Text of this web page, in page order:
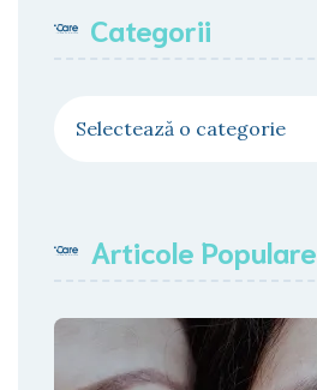
Categorii
Articole Populare